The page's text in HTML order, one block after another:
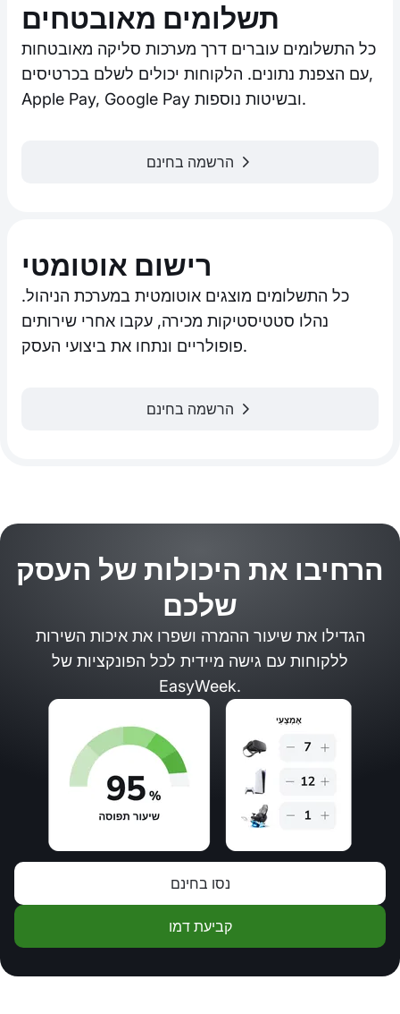
תשלומים מאובטחים
כל התשלומים עוברים דרך מערכות סליקה מאובטחות
עם הצפנת נתונים. הלקוחות יכולים לשלם בכרטיסים,
Apple Pay, Google Pay ובשיטות נוספות.
הרשמה בחינם
רישום אוטומטי
כל התשלומים מוצגים אוטומטית במערכת הניהול.
נהלו סטטיסטיקות מכירה, עקבו אחרי שירותים
פופולריים ונתחו את ביצועי העסק.
הרשמה בחינם
הרחיבו את היכולות של העסק
שלכם
הגדילו את שיעור ההמרה ושפרו את איכות השירות
ללקוחות עם גישה מיידית לכל הפונקציות של
EasyWeek.
נסו בחינם
קביעת דמו